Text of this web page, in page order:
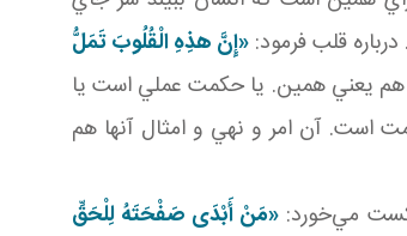
قلب فرمود: «إِنَّ هذِهِ الْقُلُوبَ تَمَلُّ
يعني همين. يا حکمت عملي است يا
آن امر و نهي و امثال آنها هم
مي‌خورد:«مَنْ أَبْدَى صَفْحَتَهُ لِلْحَقِّ